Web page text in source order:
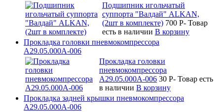
Подшипник игольчатый
суппорта "Валдай" ALKAN,
(2шт в комплекте) 700 P- Товар
есть в наличии В корзину
Прокладка головки пневмокомпрессора
А29.05.000А-006
Прокладка головки
пневмокомпрессора
А29.05.000А-006 30 P- Товар есть
в наличии В корзину
Прокладка задней крышки пневмокомпрессора
А29.05.000А-006